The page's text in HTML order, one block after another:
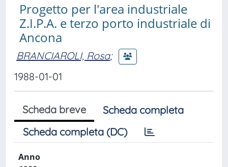
Progetto per l'area industriale
Z.I.P.A. e terzo porto industriale di
Ancona
BRANCIAROLI, Rosa;
1988-01-01
Scheda breve
Scheda completa
Scheda completa (DC)
Anno